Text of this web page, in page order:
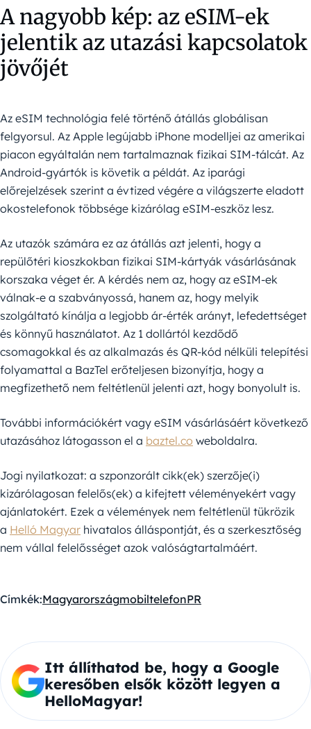
A nagyobb kép: az eSIM-ek
jelentik az utazási kapcsolatok
jövőjét
Az eSIM technológia felé történő átállás globálisan
felgyorsul. Az Apple legújabb iPhone modelljei az amerikai
piacon egyáltalán nem tartalmaznak fizikai SIM-tálcát. Az
Android-gyártók is követik a példát. Az iparági
előrejelzések szerint a évtized végére a világszerte eladott
okostelefonok többsége kizárólag eSIM-eszköz lesz.
Az utazók számára ez az átállás azt jelenti, hogy a
repülőtéri kioszkokban fizikai SIM-kártyák vásárlásának
korszaka véget ér. A kérdés nem az, hogy az eSIM-ek
válnak-e a szabványossá, hanem az, hogy melyik
szolgáltató kínálja a legjobb ár-érték arányt, lefedettséget
és könnyű használatot. Az 1 dollártól kezdődő
csomagokkal és az alkalmazás és QR-kód nélküli telepítési
folyamattal a BazTel erőteljesen bizonyítja, hogy a
megfizethető nem feltétlenül jelenti azt, hogy bonyolult is.
További információkért vagy eSIM vásárlásáért következő
utazásához látogasson el a baztel.co weboldalra.
Jogi nyilatkozat: a szponzorált cikk(ek) szerzője(i)
kizárólagosan felelős(ek) a kifejtett véleményekért vagy
ajánlatokért. Ezek a vélemények nem feltétlenül tükrözik
a Helló Magyar hivatalos álláspontját, és a szerkesztőség
nem vállal felelősséget azok valóságtartalmáért.
Címkék:MagyarországmobiltelefonPR
Itt állíthatod be, hogy a Google
keresőben elsők között legyen a
HelloMagyar!